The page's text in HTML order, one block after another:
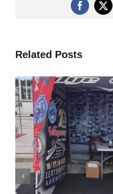
Facebook
X
Related Posts